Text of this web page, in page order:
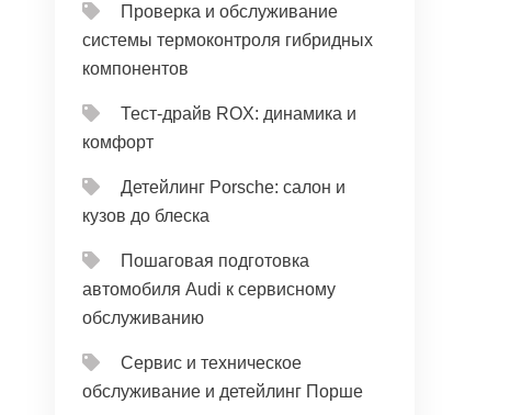
Проверка и обслуживание
системы термоконтроля гибридных
компонентов
Тест‑драйв ROX: динамика и
комфорт
Детейлинг Porsche: салон и
кузов до блеска
Пошаговая подготовка
автомобиля Audi к сервисному
обслуживанию
Сервис и техническое
обслуживание и детейлинг Порше